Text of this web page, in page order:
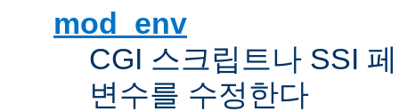
mod_env
CGI 스크립트나 SSI
변수를 수정한다